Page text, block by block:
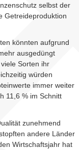
selbst der
Getreideproduktion
könnten aufgrund
ausgedüngt
Sorten ihr
würden
immer weiter
11,6 % im Schnitt
zunehmend
andere Länder
Wirtschaftsjahr hat